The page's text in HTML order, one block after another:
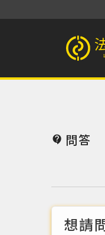
法律百
 問答
想請